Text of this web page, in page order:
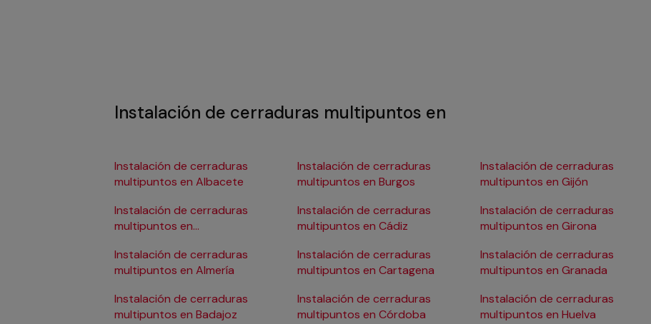
Instalación de cerraduras multipuntos en
Instalación de cerraduras
multipuntos en Albacete
Instalación de cerraduras
multipuntos en
Instalación de cerraduras
multipuntos en Almería
Instalación de cerraduras
multipuntos en Badajoz
Instalación de cerraduras
multipuntos en Burgos
Instalación de cerraduras
multipuntos en Cádiz
Instalación de cerraduras
multipuntos en Cartagena
Instalación de cerraduras
multipuntos en Córdoba
Instalación de cerraduras
multipuntos en Gijón
Instalación de cerraduras
multipuntos en Girona
Instalación de cerraduras
multipuntos en Granada
Instalación de cerraduras
multipuntos en Huelva